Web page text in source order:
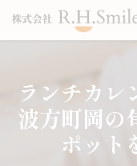
ランチカレ
波方町岡の
ポット